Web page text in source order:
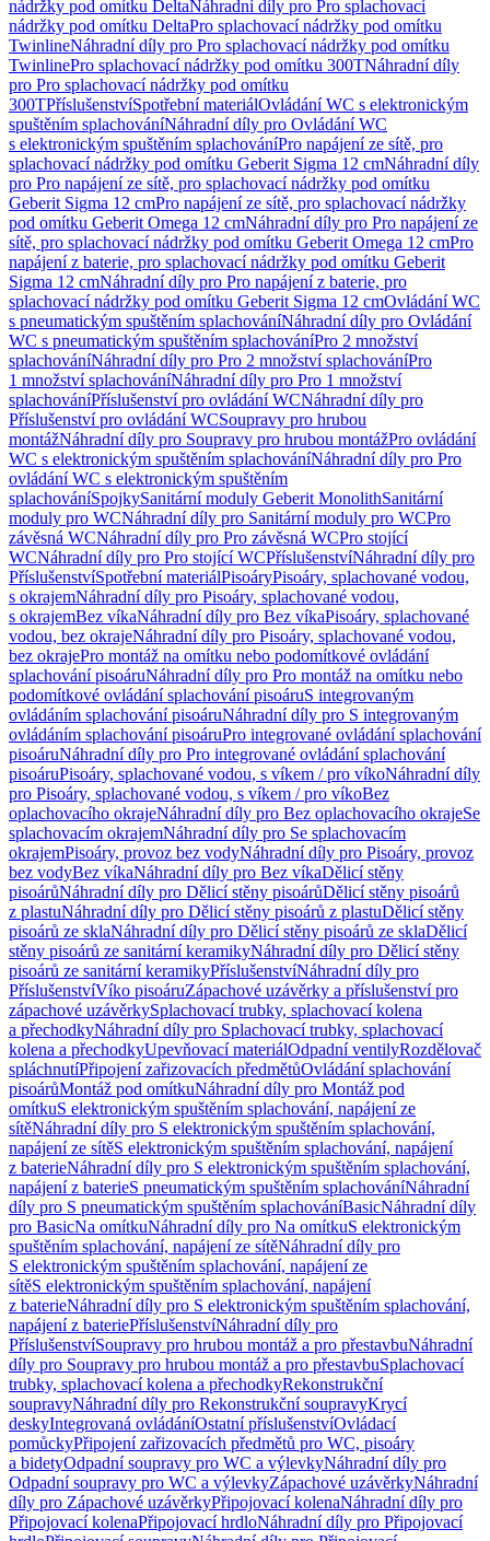
nádržky pod omítku DeltaNáhradní díly pro Pro splachovací
nádržky pod omítku DeltaPro splachovací nádržky pod omítku
TwinlineNáhradní díly pro Pro splachovací nádržky pod omítku
TwinlinePro splachovací nádržky pod omítku 300TNáhradní díly
pro Pro splachovací nádržky pod omítku
300TPříslušenstvíSpotřební materiálOvládání WC s elektronickým
spuštěním splachováníNáhradní díly pro Ovládání WC
s elektronickým spuštěním splachováníPro napájení ze sítě, pro
splachovací nádržky pod omítku Geberit Sigma 12 cmNáhradní díly
pro Pro napájení ze sítě, pro splachovací nádržky pod omítku
Geberit Sigma 12 cmPro napájení ze sítě, pro splachovací nádržky
pod omítku Geberit Omega 12 cmNáhradní díly pro Pro napájení ze
sítě, pro splachovací nádržky pod omítku Geberit Omega 12 cmPro
napájení z baterie, pro splachovací nádržky pod omítku Geberit
Sigma 12 cmNáhradní díly pro Pro napájení z baterie, pro
splachovací nádržky pod omítku Geberit Sigma 12 cmOvládání WC
s pneumatickým spuštěním splachováníNáhradní díly pro Ovládání
WC s pneumatickým spuštěním splachováníPro 2 množství
splachováníNáhradní díly pro Pro 2 množství splachováníPro
1 množství splachováníNáhradní díly pro Pro 1 množství
splachováníPříslušenství pro ovládání WCNáhradní díly pro
Příslušenství pro ovládání WCSoupravy pro hrubou
montážNáhradní díly pro Soupravy pro hrubou montážPro ovládání
WC s elektronickým spuštěním splachováníNáhradní díly pro Pro
ovládání WC s elektronickým spuštěním
splachováníSpojkySanitární moduly Geberit MonolithSanitární
moduly pro WCNáhradní díly pro Sanitární moduly pro WCPro
závěsná WCNáhradní díly pro Pro závěsná WCPro stojící
WCNáhradní díly pro Pro stojící WCPříslušenstvíNáhradní díly pro
PříslušenstvíSpotřební materiálPisoáryPisoáry, splachované vodou,
s okrajemNáhradní díly pro Pisoáry, splachované vodou,
s okrajemBez víkaNáhradní díly pro Bez víkaPisoáry, splachované
vodou, bez okrajeNáhradní díly pro Pisoáry, splachované vodou,
bez okrajePro montáž na omítku nebo podomítkové ovládání
splachování pisoáruNáhradní díly pro Pro montáž na omítku nebo
podomítkové ovládání splachování pisoáruS integrovaným
ovládáním splachování pisoáruNáhradní díly pro S integrovaným
ovládáním splachování pisoáruPro integrované ovládání splachování
pisoáruNáhradní díly pro Pro integrované ovládání splachování
pisoáruPisoáry, splachované vodou, s víkem / pro víkoNáhradní díly
pro Pisoáry, splachované vodou, s víkem / pro víkoBez
oplachovacího okrajeNáhradní díly pro Bez oplachovacího okrajeSe
splachovacím okrajemNáhradní díly pro Se splachovacím
okrajemPisoáry, provoz bez vodyNáhradní díly pro Pisoáry, provoz
bez vodyBez víkaNáhradní díly pro Bez víkaDělicí stěny
pisoárůNáhradní díly pro Dělicí stěny pisoárůDělicí stěny pisoárů
z plastuNáhradní díly pro Dělicí stěny pisoárů z plastuDělicí stěny
pisoárů ze sklaNáhradní díly pro Dělicí stěny pisoárů ze sklaDělicí
stěny pisoárů ze sanitární keramikyNáhradní díly pro Dělicí stěny
pisoárů ze sanitární keramikyPříslušenstvíNáhradní díly pro
PříslušenstvíVíko pisoáruZápachové uzávěrky a příslušenství pro
zápachové uzávěrkySplachovací trubky, splachovací kolena
a přechodkyNáhradní díly pro Splachovací trubky, splachovací
kolena a přechodkyUpevňovací materiálOdpadní ventilyRozdělovač
spláchnutíPřipojení zařizovacích předmětůOvládání splachování
pisoárůMontáž pod omítkuNáhradní díly pro Montáž pod
omítkuS elektronickým spuštěním splachování, napájení ze
sítěNáhradní díly pro S elektronickým spuštěním splachování,
napájení ze sítěS elektronickým spuštěním splachování, napájení
z baterieNáhradní díly pro S elektronickým spuštěním splachování,
napájení z baterieS pneumatickým spuštěním splachováníNáhradní
díly pro S pneumatickým spuštěním splachováníBasicNáhradní díly
pro BasicNa omítkuNáhradní díly pro Na omítkuS elektronickým
spuštěním splachování, napájení ze sítěNáhradní díly pro
S elektronickým spuštěním splachování, napájení ze
sítěS elektronickým spuštěním splachování, napájení
z baterieNáhradní díly pro S elektronickým spuštěním splachování,
napájení z bateriePříslušenstvíNáhradní díly pro
PříslušenstvíSoupravy pro hrubou montáž a pro přestavbuNáhradní
díly pro Soupravy pro hrubou montáž a pro přestavbuSplachovací
trubky, splachovací kolena a přechodkyRekonstrukční
soupravyNáhradní díly pro Rekonstrukční soupravyKrycí
deskyIntegrovaná ovládáníOstatní příslušenstvíOvládací
pomůckyPřipojení zařizovacích předmětů pro WC, pisoáry
a bidetyOdpadní soupravy pro WC a výlevkyNáhradní díly pro
Odpadní soupravy pro WC a výlevkyZápachové uzávěrkyNáhradní
díly pro Zápachové uzávěrkyPřipojovací kolenaNáhradní díly pro
Připojovací kolenaPřipojovací hrdloNáhradní díly pro Připojovací